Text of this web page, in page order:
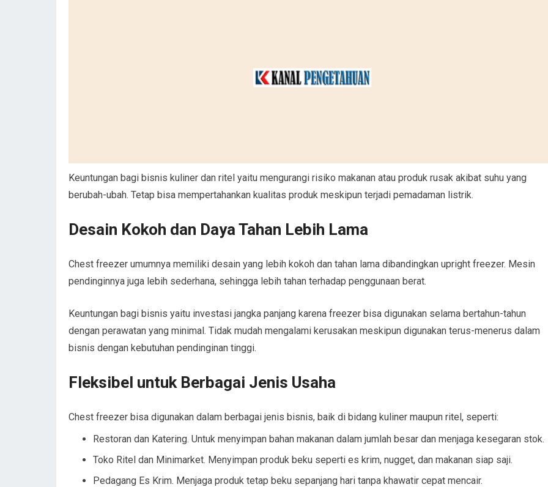
Keuntungan bagi bisnis kuliner dan ritel yaitu mengurangi risiko makanan atau produk rusak akibat suhu yang
berubah-ubah. Tetap bisa mempertahankan kualitas produk meskipun terjadi pemadaman listrik.
Desain Kokoh dan Daya Tahan Lebih Lama
Chest freezer umumnya memiliki desain yang lebih kokoh dan tahan lama dibandingkan upright freezer. Mesin
pendinginnya juga lebih sederhana, sehingga lebih tahan terhadap penggunaan berat.
Keuntungan bagi bisnis yaitu investasi jangka panjang karena freezer bisa digunakan selama bertahun-tahun
dengan perawatan yang minimal. Tidak mudah mengalami kerusakan meskipun digunakan terus-menerus dalam
bisnis dengan kebutuhan pendinginan tinggi.
Fleksibel untuk Berbagai Jenis Usaha
Chest freezer bisa digunakan dalam berbagai jenis bisnis, baik di bidang kuliner maupun ritel, seperti:
Restoran dan Katering. Untuk menyimpan bahan makanan dalam jumlah besar dan menjaga kesegaran stok.
Toko Ritel dan Minimarket. Menyimpan produk beku seperti es krim, nugget, dan makanan siap saji.
Pedagang Es Krim. Menjaga produk tetap beku sepanjang hari tanpa khawatir cepat mencair.